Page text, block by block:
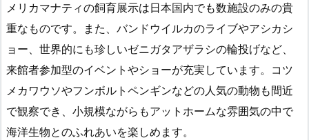
メリカマナティの飼育展示は日本国内でも数施設のみの貴
重なものです。また、バンドウイルカのライブやアシカシ
ョー、世界的にも珍しいゼニガタアザラシの輪投げなど、
来館者参加型のイベントやショーが充実しています。コツ
メカワウソやフンボルトペンギンなどの人気の動物も間近
で観察でき、小規模ながらもアットホームな雰囲気の中で
海洋生物とのふれあいを楽しめます。